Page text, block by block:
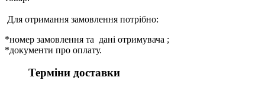
Для отримання замовлення потрібно:
*номер замовлення та дані отримувача ;
*документи про оплату.
Терміни доставки